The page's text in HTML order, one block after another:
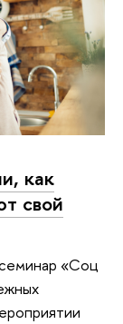
как
свой
«Соц